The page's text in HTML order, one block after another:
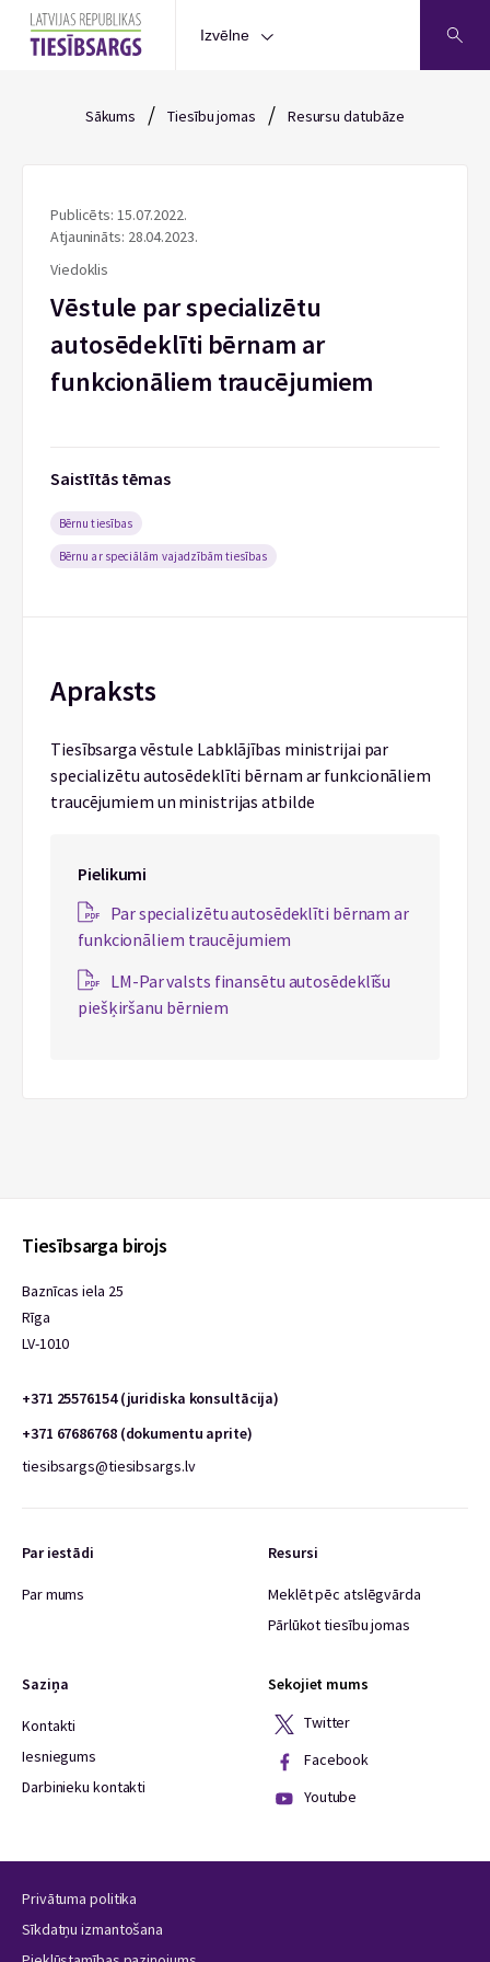
Izvēlne
Sākums / Tiesību jomas / Resursu datubāze
Publicēts: 15.07.2022.
Atjaunināts: 28.04.2023.
Viedoklis
Vēstule par specializētu
autosēdeklīti bērnam ar
funkcionāliem traucējumiem
Saistītās tēmas
Bērnu tiesības
Bērnu ar speciālām vajadzībām tiesības
Apraksts
Tiesībsarga vēstule Labklājības ministrijai par
specializētu autosēdeklīti bērnam ar funkcionāliem
traucējumiem un ministrijas atbilde
Pielikumi
Par specializētu autosēdeklīti bērnam ar
funkcionāliem traucējumiem
LM-Par valsts finansētu autosēdeklīšu
piešķiršanu bērniem
Tiesībsarga birojs
Baznīcas iela 25
Rīga
LV-1010
+371 25576154 (juridiska konsultācija)
+371 67686768 (dokumentu aprite)
tiesibsargs@tiesibsargs.lv
Par iestādi
Par mums
Resursi
Meklēt pēc atslēgvārda
Pārlūkot tiesību jomas
Saziņa
Kontakti
Iesniegums
Darbinieku kontakti
Sekojiet mums
Twitter
Facebook
Youtube
Privātuma politika
Sīkdatņu izmantošana